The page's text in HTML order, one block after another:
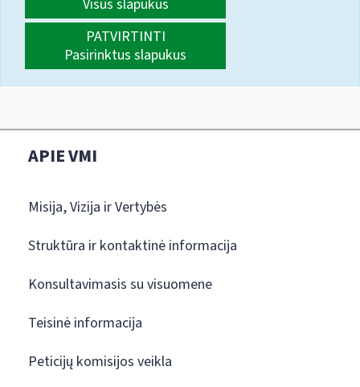
Visus slapukus
PATVIRTINTI
Pasirinktus slapukus
APIE VMI
Misija, Vizija ir Vertybės
Struktūra ir kontaktinė informacija
Konsultavimasis su visuomene
Teisinė informacija
Peticijų komisijos veikla